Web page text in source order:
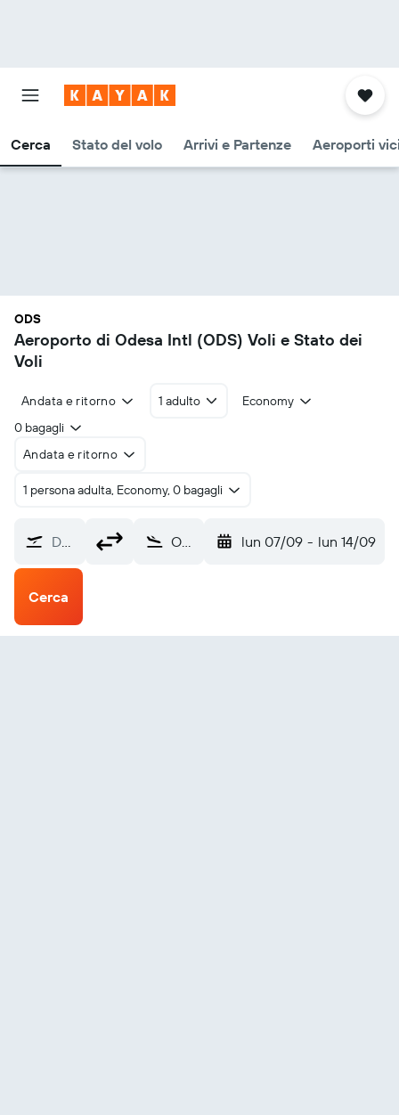
Cerca Stato del volo Arrivi e Partenze Aeroporti
ODS
Aeroporto di Odesa Intl (ODS) Voli e Stato dei
Voli
Andata e ritorno 1 adulto
Economy
0 bagagli
Andata e ritorno
1 persona adulta, Economy, 0 bagagli
Da dove? Odesa Intl (ODS) lun 07/09 - lun 14/09
Cerca